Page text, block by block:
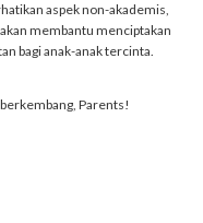
aspek non-akademis,
membantu menciptakan
bagi anak-anak tercinta.
Parents!